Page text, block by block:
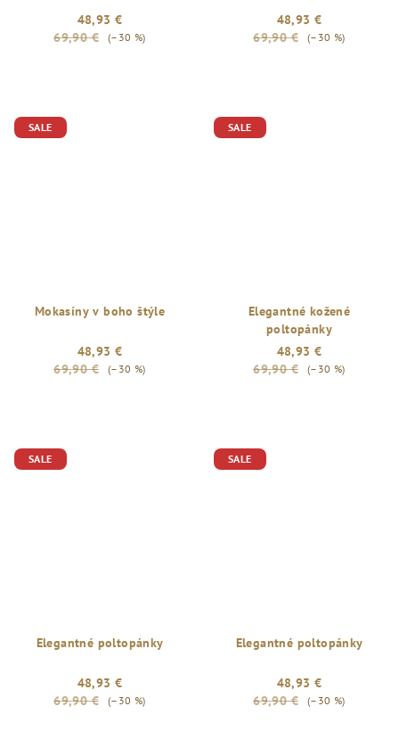
48,93 €
69,90 €
(–30 %)
48,93 €
69,90 €
(–30 %)
SALE
Mokasíny v boho štýle
48,93 €
69,90 €
(–30 %)
SALE
Elegantné kožené
poltopánky
48,93 €
69,90 €
(–30 %)
SALE
Elegantné poltopánky
48,93 €
69,90 €
(–30 %)
SALE
Elegantné poltopánky
48,93 €
69,90 €
(–30 %)